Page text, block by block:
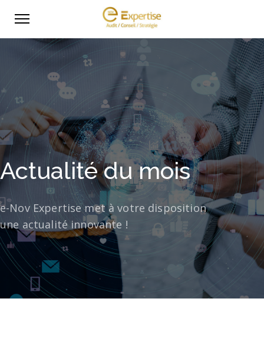
Actualité du mois
e-Nov Expertise met à votre disposition
une actualité innovante !